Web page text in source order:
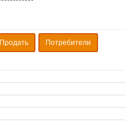
Продать Потребители